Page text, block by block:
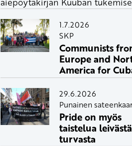
1.7.2026
SKP
Communists
Europe and
America for
29.6.2026
Punainen
Pride on myös
taistelua
turvasta